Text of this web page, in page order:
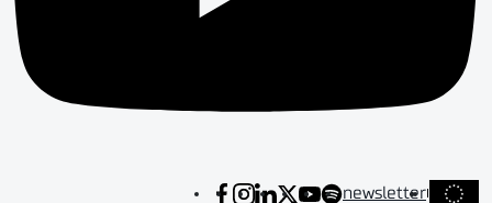
newsletter